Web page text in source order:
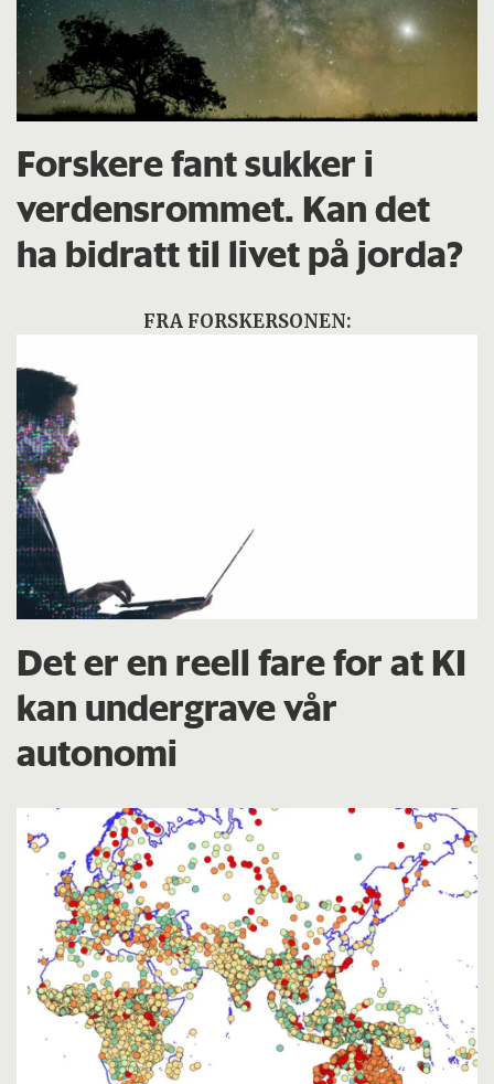
Forskere fant sukker i
verdensrommet. Kan det
ha bidratt til livet på jorda?
FRA FORSKERSONEN:
Det er en reell fare for at KI
kan undergrave vår
autonomi